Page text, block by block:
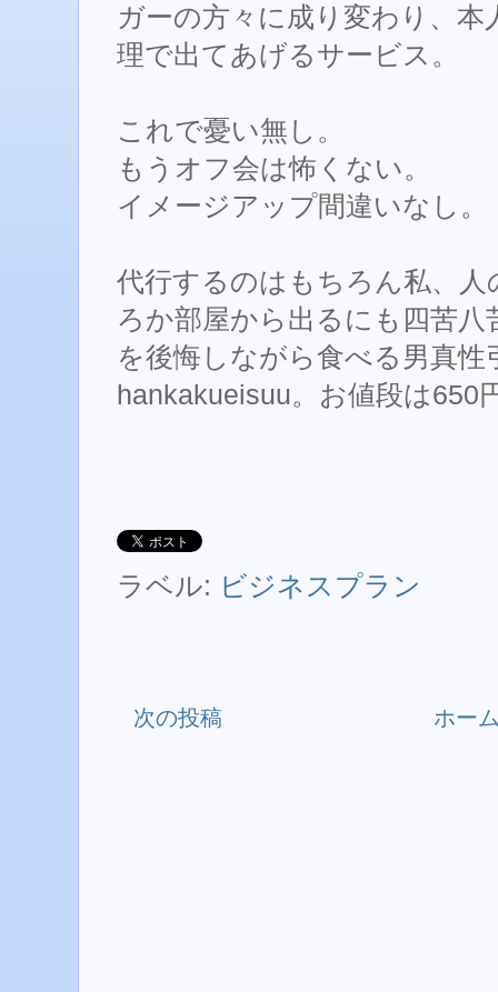
ガーの方々に成り変わり、
理で出てあげるサービス。
これで憂い無し。
もうオフ会は怖くない。
イメージアップ間違いなし。
代行するのはもちろん私、
ろか部屋から出るにも四苦
を後悔しながら食べる男真性
hankakueisuu。お値段は650
ラベル: ビジネスプラン
次の投稿 ホー